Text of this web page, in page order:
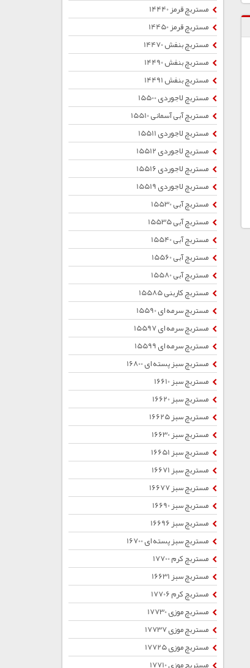
مستربچ قرمز 14440
مستربچ قرمز 14450
مستربچ بنفش 14470
مستربچ بنفش 14490
مستربچ بنفش 14491
مستربچ لاجوردی 15500
مستربچ آبی آسمانی 15510
مستربچ لاجوردی 15511
مستربچ لاجوردی 15512
مستربچ لاجوردی 15516
مستربچ لاجوردی 15519
مستربچ آبی 15530
مستربچ آبی 15535
مستربچ آبی 15540
مستربچ آبی 15560
مستربچ آبی 15580
مستربچ کاربنی 15585
مستربچ سرمه ای 15590
مستربچ سرمه ای 15597
مستربچ سرمه ای 15599
مستربچ سبز پسته ای 16800
مستربچ سبز 16610
مستربچ سبز 16620
مستربچ سبز 16625
مستربچ سبز 16630
مستربچ سبز 16651
مستربچ سبز 16671
مستربچ سبز 16677
مستربچ سبز 16690
مستربچ سبز 16696
مستربچ سبز پسته ای 16700
مستربچ کرم 17700
مستربچ سبز 16631
مستربچ کرم 17706
مستربچ موزی 17730
مستربچ موزی 17737
مستربچ موزی 17725